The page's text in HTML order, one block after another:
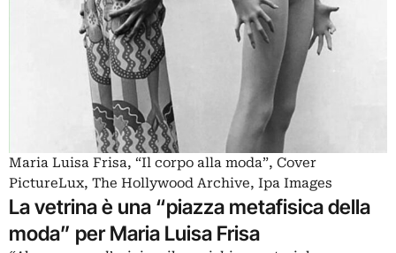
Maria Luisa Frisa, “Il corpo alla moda”, Cover
PictureLux, The Hollywood Archive, Ipa Images
La vetrina è una “piazza metafisica della
moda” per Maria Luisa Frisa